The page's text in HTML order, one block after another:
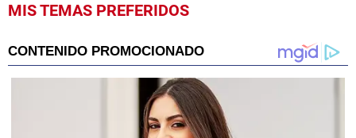
MIS TEMAS PREFERIDOS